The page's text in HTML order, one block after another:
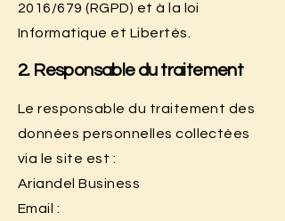
2016/679 (RGPD) et à la loi
Informatique et Libertés.
2. Responsable du traitement
Le responsable du traitement des
données personnelles collectées
via le site est :
Ariandel Business
Email :